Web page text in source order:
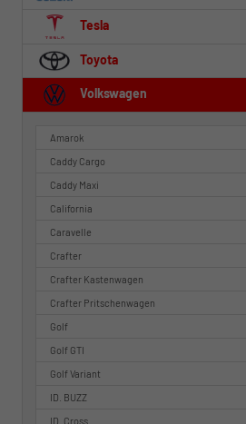
Tesla
Toyota
Volkswagen
Amarok
Caddy Cargo
Caddy Maxi
California
Caravelle
Crafter
Crafter Kastenwagen
Crafter Pritschenwagen
Golf
Golf GTI
Golf Variant
ID. BUZZ
ID. Cross